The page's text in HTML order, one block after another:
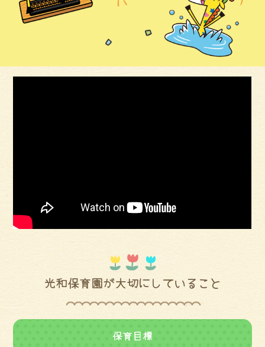
光和保育園が大切にしていること
保育目標